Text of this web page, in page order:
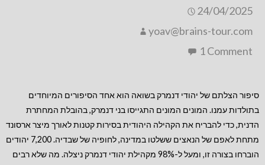
24/04/2025
yoav@brains-tour.com
1 Comment
סיפור הצלתם של יהודי דנמרק בשואה הוא אחד הסיפורים המיוחדים
בתולדות עמנו. המונים המונים התגייסו בני דנמרק, בהובלת המחתרת
הדנית, כדי להבריח את הקהילה היהודית בסירות קטנות לאורך מיצר ארסונד
מתחת לאפם של הנאצים ששלטו במדינה, לחופיה של שבדיה. 7,200 יהודים
הוברחו בצורה זו, ומעל ל-98% מקהילת יהודי דנמרק ניצלה. מה שלא רבים